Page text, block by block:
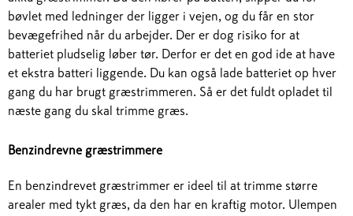
bøvlet med ledninger der ligger i vejen, og du får en stor
bevægefrihed når du arbejder. Der er dog risiko for at
batteriet pludselig løber tør. Derfor er det en god ide at have
et ekstra batteri liggende. Du kan også lade batteriet op hver
gang du har brugt græstrimmeren. Så er det fuldt opladet til
næste gang du skal trimme græs.
Benzindrevne græstrimmere
En benzindrevet græstrimmer er ideel til at trimme større
arealer med tykt græs, da den har en kraftig motor. Ulempen